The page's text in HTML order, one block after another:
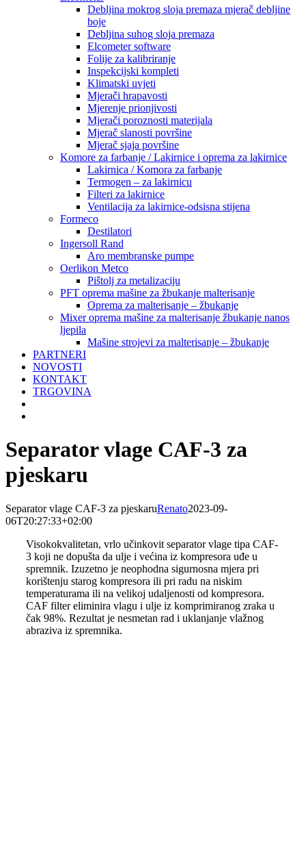
Debljina mokrog sloja premaza mjerač debljine
boje
Debljina suhog sloja premaza
Elcometer software
Folije za kalibriranje
Inspekcijski kompleti
Klimatski uvjeti
Mjerači hrapavosti
Mjerenje prionjivosti
Mjerači poroznosti materijala
Mjerač slanosti površine
Mjerač sjaja površine
Komore za farbanje / Lakirnice i oprema za lakirnice
Lakirnica / Komora za farbanje
Termogen – za lakirnicu
Filteri za lakirnice
Ventilacija za lakirnice-odsisna stijena
Formeco
Destilatori
Ingersoll Rand
Aro membranske pumpe
Oerlikon Metco
Pištolj za metalizaciju
PFT oprema mašine za žbukanje malterisanje
Oprema za malterisanje – žbukanje
Mixer oprema mašine za malterisanje žbukanje nanos
ljepila
Mašine strojevi za malterisanje – žbukanje
PARTNERI
NOVOSTI
KONTAKT
TRGOVINA
Separator vlage CAF-3 za
pjeskaru
Separator vlage CAF-3 za pjeskaruRenato2023-09-
06T20:27:33+02:00
Visokokvalitetan, vrlo učinkovit separator vlage tipa CAF-
3 koji ne dopušta da ulje i većina iz kompresora uđe u
spremnik. Izuzetno je neophodna sigurnosna mjera pri
korištenju starog kompresora ili pri radu na niskim
temperaturama ili na velikoj udaljenosti od kompresora.
CAF filter eliminira vlagu i ulje iz komprimiranog zraka u
čak 98%. Rezultat je nesmetan rad i uklanjanje vlažnog
abraziva iz spremnika.